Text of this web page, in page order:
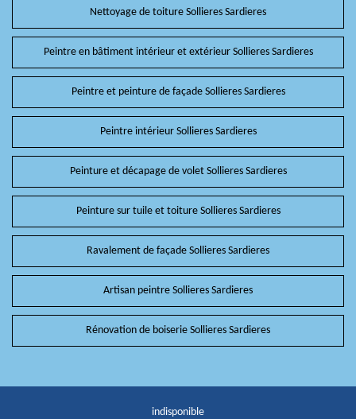
Nettoyage de toiture Sollieres Sardieres
Peintre en bâtiment intérieur et extérieur Sollieres Sardieres
Peintre et peinture de façade Sollieres Sardieres
Peintre intérieur Sollieres Sardieres
Peinture et décapage de volet Sollieres Sardieres
Peinture sur tuile et toiture Sollieres Sardieres
Ravalement de façade Sollieres Sardieres
Artisan peintre Sollieres Sardieres
Rénovation de boiserie Sollieres Sardieres
indisponible